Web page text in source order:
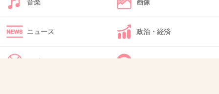
た。挨拶もなしで、みんなあとからびっくりしてた。他の方はみんないい人だ
+14
音楽 画像
ニュース 政治・経済